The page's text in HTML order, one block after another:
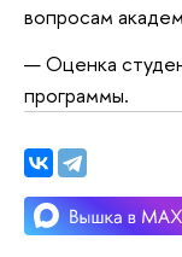
вопросам
— Оценка
программы.